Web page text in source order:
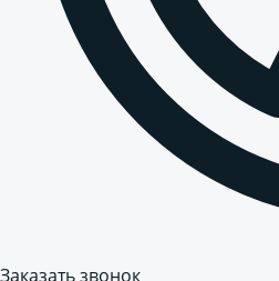
Заказать звонок